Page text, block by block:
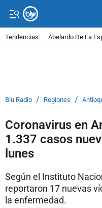
Tendencias: Abelardo De La
Blu Radio / Regiones /
Coronavirus en
1.337 casos
lunes
Según el Instituto
reportaron 17 nuevas
la enfermedad.